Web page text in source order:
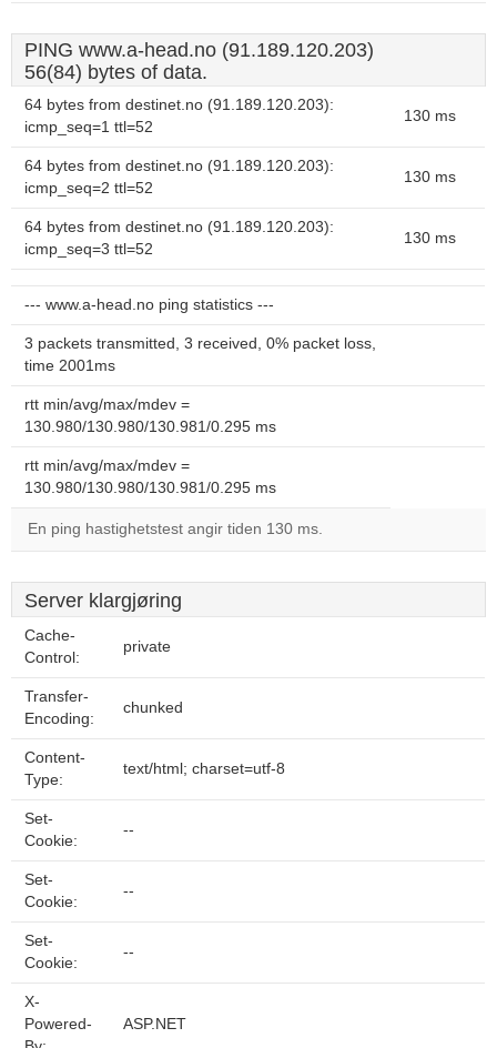
PING www.a-head.no (91.189.120.203)
56(84) bytes of data.
64 bytes from destinet.no (91.189.120.203):
icmp_seq=1 ttl=52
130 ms
64 bytes from destinet.no (91.189.120.203):
icmp_seq=2 ttl=52
130 ms
64 bytes from destinet.no (91.189.120.203):
icmp_seq=3 ttl=52
130 ms
--- www.a-head.no ping statistics ---
3 packets transmitted, 3 received, 0% packet loss,
time 2001ms
rtt min/avg/max/mdev =
130.980/130.980/130.981/0.295 ms
rtt min/avg/max/mdev =
130.980/130.980/130.981/0.295 ms
En ping hastighetstest angir tiden 130 ms.
Server klargjøring
Cache-
Control:
private
Transfer-
Encoding:
chunked
Content-
Type:
text/html; charset=utf-8
Set-
Cookie:
--
Set-
Cookie:
--
Set-
Cookie:
--
X-
Powered-
ASP.NET